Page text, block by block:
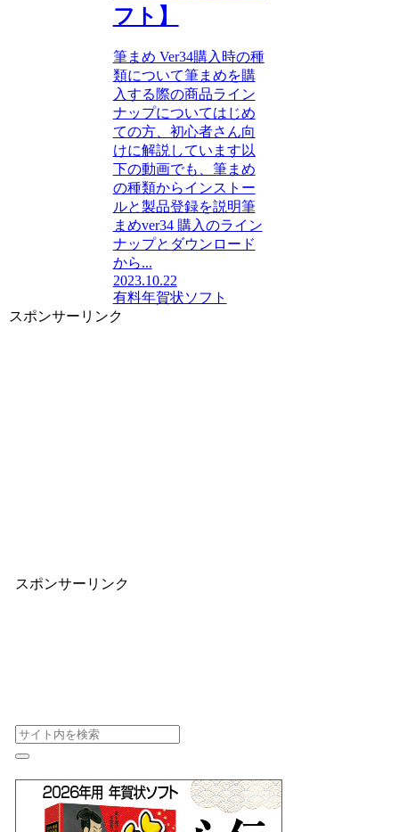
フト】
筆まめ Ver34購入時の種
類について筆まめを購
入する際の商品ライン
ナップについてはじめ
ての方、初心者さん向
けに解説しています以
下の動画でも、筆まめ
の種類からインストー
ルと製品登録を説明筆
まめver34 購入のライン
ナップとダウンロード
から...
2023.10.22
有料年賀状ソフト
スポンサーリンク
スポンサーリンク